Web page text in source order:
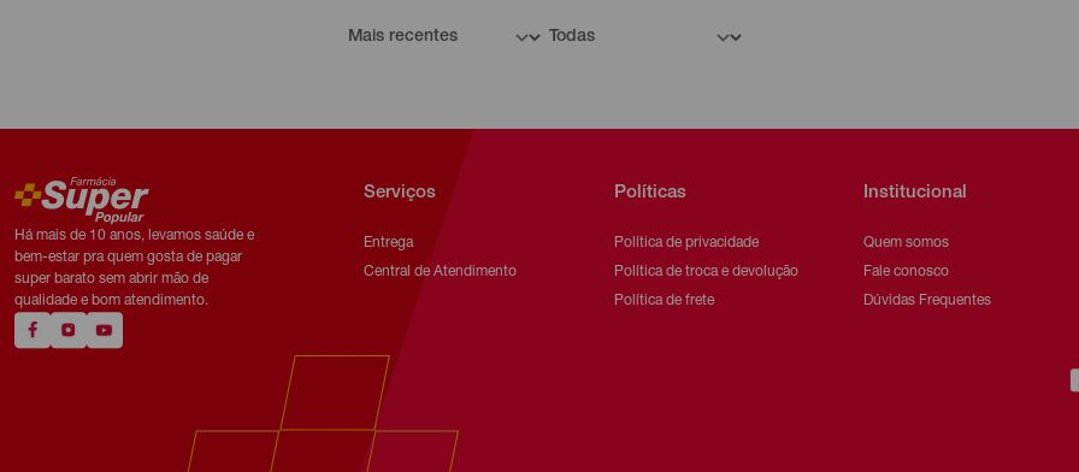
Há mais de 10 anos, levamos saúde e
bem-estar pra quem gosta de pagar
super barato sem abrir mão de
qualidade e bom atendimento.
Serviços
Entrega
Central de Atendimento
Políticas
Política de privacidade
Política de troca e devolução
Política de frete
Institucional
Quem somos
Fale conosco
Dúvidas Frequentes